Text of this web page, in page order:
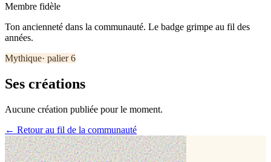
Membre fidèle
Ton ancienneté dans la communauté. Le badge grimpe au fil des
années.
Mythique· palier6
Ses créations
Aucune création publiée pour le moment.
← Retour au fil de la communauté